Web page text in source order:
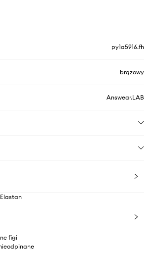
py1a5916.fh
brązowy
Answear.LAB
figi